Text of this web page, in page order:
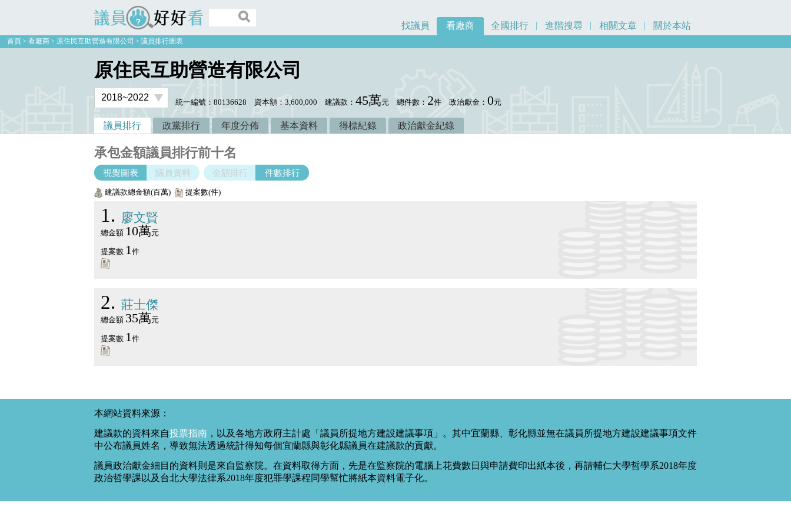
議員好好看
找議員 看廠商 全國排行 進階搜尋 相關文章 關於本站
首頁 看廠商 原住民互助營造有限公司 議員排行圖表
原住民互助營造有限公司
統一編號：80136628 資本額：3,600,000 建議款：45萬元 總件數： 2件 政治獻金：0元
議員排行 政黨排行 年度分佈 基本資料 得標紀錄 政治獻金紀錄
承包金額議員排行前十名
視覺圖表 議員資料 金額排行 件數排行
建議款總金額(百萬) 提案數(件)
1 廖文賢
總金額 10萬元
提案數 1件
2 莊士傑
總金額 35萬元
提案數 1件
本網站資料來源：
建議款的資料來自投票指南 ，以及各地方政府主計處「議員所提地方建設建議事項」。其中宜蘭縣、彰化縣並無在議員所提地方建設建議事項文件
中公布議員姓名，導致無法透過統計得知每個宜蘭縣與彰化縣議員在建議款的貢獻。
議員政治獻金細目的資料則是來自監察院。在資料取得方面，先是在監察院的電腦上花費數日與申請費印出紙本後，再請輔仁大學哲學系2018年度
政治哲學課以及台北大學法律系2018年度犯罪學課程同學幫忙將紙本資料電子化。